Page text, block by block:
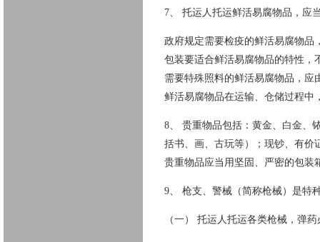
7、 托运人托运鲜活易腐物品，应
政府规定需要检疫的鲜活易腐物
包装要适合鲜活易腐物品的特性
需要特殊照料的鲜活易腐物品，
鲜活易腐物品在运输、仓储过程中
8、 贵重物品包括：黄金、白金、
括书、画、古玩等）；现钞、有价
贵重物品应当用坚固、严密的包装
9、 枪支、警械（简称枪械）是特
（一） 托运人托运各类枪械，弹